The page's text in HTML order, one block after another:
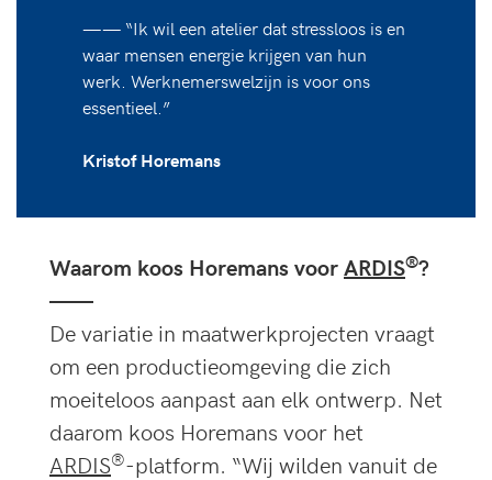
—— “Ik wil een atelier dat stressloos is en
waar mensen energie krijgen van hun
werk. Werknemerswelzijn is voor ons
essentieel.”
Kristof Horemans
Waarom koos Horemans voorARDIS®?
——
De variatie in maatwerkprojecten vraagt
om een productieomgeving die zich
moeiteloos aanpast aan elk ontwerp. Net
daarom koos Horemans voor het
ARDIS®-platform. “Wij wilden vanuit de